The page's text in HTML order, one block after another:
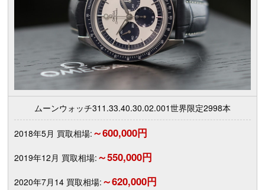
ムーンウォッチ311.33.40.30.02.001世界限定2998本
2018年5月 買取相場: ～600,000円
2019年12月 買取相場: ～550,000円
2020年7月14 買取相場: ～620,000円